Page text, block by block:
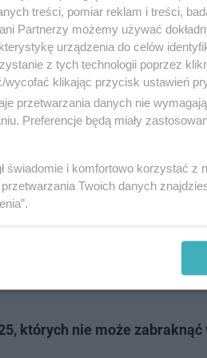
jak płaszcz. Idealna na
Można ją nosić rozpiętą,
pod względem stylu, ale też
znaleźć się w szafie na jesień
których nie może zabraknąć
treści, pomiar reklam i treści,
Partnerzy możemy używać
urządzenia do celów
z tych technologii poprzez
klikając przycisk ustawień
przetwarzania danych nie
Preferencje będą miały
świadomie i komfortowo korzystać z
Twoich danych